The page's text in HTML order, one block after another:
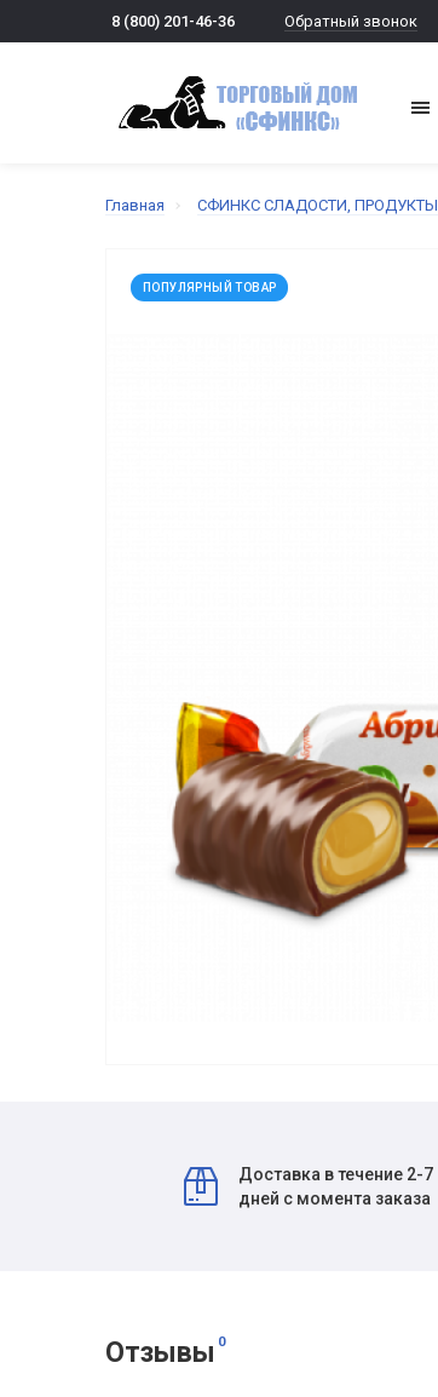
8 (800) 201-46-36 Обратный звонок
Главная СФИНКС СЛАДОСТИ, ПРОДУКТЫ
ПОПУЛЯРНЫЙ ТОВАР
Доставка в течение 2-7
дней с момента заказа
Отзывы 0